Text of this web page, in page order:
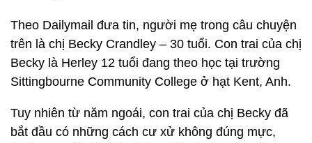
Theo Dailymail đưa tin, người mẹ trong câu chuyện
trên là chị Becky Crandley – 30 tuổi. Con trai của chị
Becky là Herley 12 tuổi đang theo học tại trường
Sittingbourne Community College ở hạt Kent, Anh.
Tuy nhiên từ năm ngoái, con trai của chị Becky đã
bắt đầu có những cách cư xử không đúng mực,